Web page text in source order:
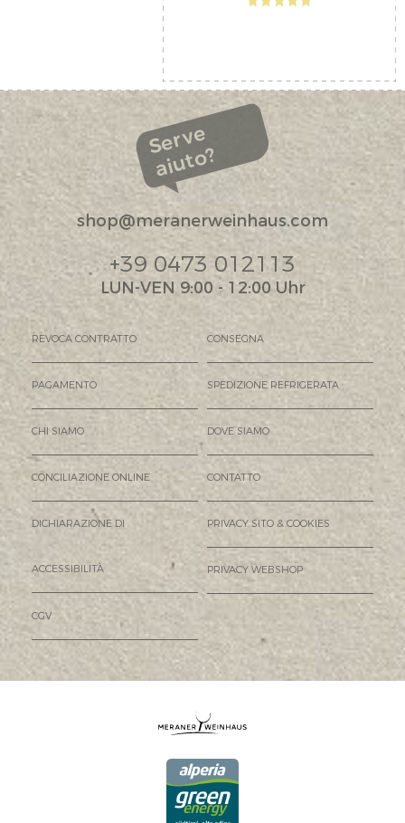
Serve
aiuto?
shop@meranerweinhaus.com
+39 0473 012113
LUN-VEN 9:00 - 12:00 Uhr
REVOCA CONTRATTO CONSEGNA
PAGAMENTO SPEDIZIONE REFRIGERATA
CHI SIAMO DOVE SIAMO
CONCILIAZIONE ONLINE CONTATTO
DICHIARAZIONE DI
ACCESSIBILITÀ
PRIVACY SITO & COOKIES
PRIVACY WEBSHOP
CGV